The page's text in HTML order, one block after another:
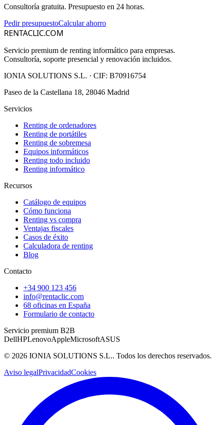
Consultoría gratuita. Presupuesto en 24 horas.
Pedir presupuestoCalcular ahorro
RENTACLIC.COM
Servicio premium de renting informático para empresas.
Consultoría, soporte presencial y renovación incluidos.
IONIA SOLUTIONS S.L. · CIF: B70916754
Paseo de la Castellana 18, 28046 Madrid
Servicios
Renting de ordenadores
Renting de portátiles
Renting de sobremesa
Equipos informáticos
Renting todo incluido
Renting informático
Recursos
Catálogo de equipos
Cómo funciona
Renting vs compra
Ventajas fiscales
Casos de éxito
Calculadora de renting
Blog
Contacto
+34 900 123 456
info@rentaclic.com
68 oficinas en España
Formulario de contacto
Servicio premium B2B
DellHPLenovoAppleMicrosoftASUS
© 2026 IONIA SOLUTIONS S.L.. Todos los derechos reservados.
Aviso legalPrivacidadCookies